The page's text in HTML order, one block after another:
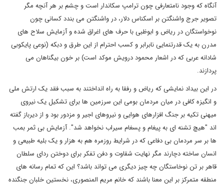
آنگاه که وجود نامتعارفی چون ترامپ سکاندار است و چشم بر هر آنچه مگر
تصویر جرج واشنگتن بر اسکناس دلار، در واشنگتن می بندد کسانی چون
نوخواستگان در ریاض و ابوظبی با حرف های اغراق شده و آزمایش سلاح های
مدرن به یک قدرتنمایی نابرابر و کسب احترام از این طرق و دبکه (نوعی پایکوبی
شادانه عربی که در اشعار محمود درویش موکد است) بر خون بیگناهان می
پردازند.
در این بیداد نمایشی که ریاض و رفقا به راه انداختند به سبب فقد یک ارتش ملی
و انگیزه کافی در میان مردمان بومی این سرزمین ها برای تشکیل یک نیروی
میهنی تکیه بر جنگ افزارهای هوایی و نیروهای اجیر و مزدور بود و از دیرباز گفته
اند "هیچ تشنه ای به پیغام و پسغام سیراب نخواهد شد". آزمایش بی ثمر بمب
ها بر سر مردمان بی دفاعی که در شرایط روزمره هم به هزار و یک بلیه طبیعی و
انسان ساخته دچارند مگر نهایت شقاوت و دفن تفکر برای دوختن ردای سلطان
قاهر بر تن نوخاستگان چه چیز دیگری می تواند باشد؟ این که تمام رسانه های
منطقه متمرکز بر این معنا باشند که خانم مریم المنصوری، نخستین خلبان جنگنده